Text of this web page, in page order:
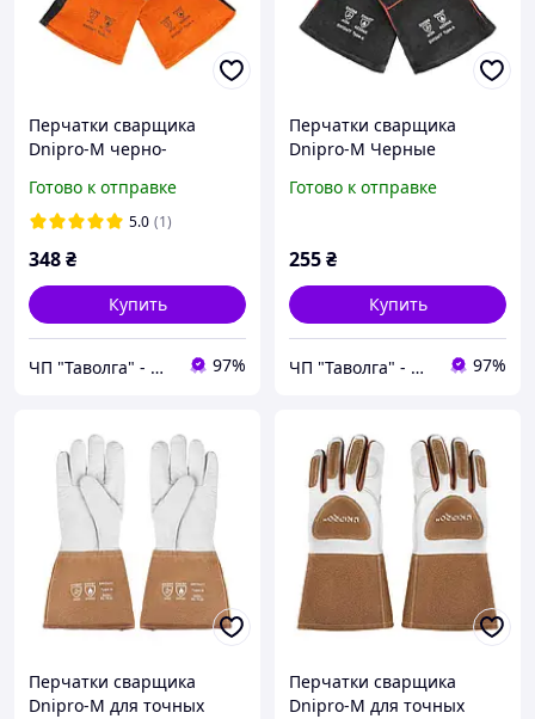
Перчатки сварщика
Dnipro-M черно-
подкладкой
Готово к отправке
5.0 (1)
348₴
Купить
ЧП "Таволга" - магазин запчастей и инструментов 97%
Перчатки сварщика
Dnipro-M Черные
Готово к отправке
255₴
Купить
ЧП "Таволга" - магазин запчастей и инструментов 97%
Перчатки сварщика
Dnipro-M для точных
Перчатки сварщика
Dnipro-M для точных